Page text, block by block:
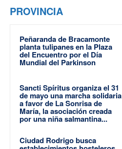
PROVINCIA
Peñaranda de Bracamonte
planta tulipanes en la Plaza
del Encuentro por el Día
Mundial del Parkinson
Sancti Spíritus organiza el 31
de mayo una marcha solidaria
a favor de La Sonrisa de
María, la asociación creada
por una niña salmantina...
Ciudad Rodrigo busca